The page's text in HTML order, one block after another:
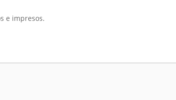
e impresos.